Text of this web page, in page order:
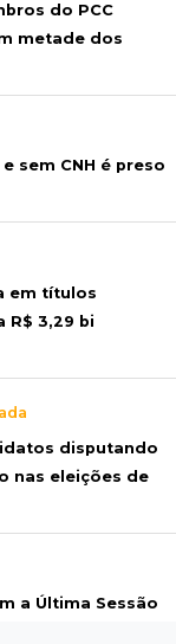
do PCC
metade dos
sem CNH é preso
em títulos
R$ 3,29 bi
disputando
nas eleições de
a Última Sessão